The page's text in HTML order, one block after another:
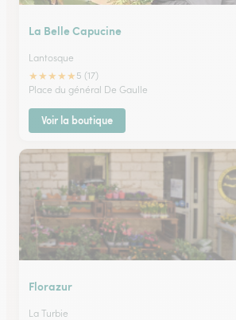
La Belle Capucine
Lantosque
★★★★★ 5 (17)
Place du général De Gaulle
Voir la boutique
Florazur
La Turbie